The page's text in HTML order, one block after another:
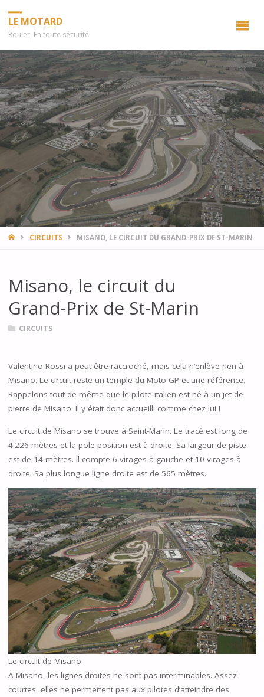
LE MOTARD
Rouler, En toute sécurité
HOMECIRCUITS MISANO, LE CIRCUIT DU GRAND-PRIX DE ST-MARIN
Misano, le circuit du
Grand-Prix de St-Marin
CIRCUITS
Valentino Rossi a peut-être raccroché, mais cela n’enlève rien à
Misano. Le circuit reste un temple du Moto GP et une référence.
Rappelons tout de même que le pilote italien est né à un jet de
pierre de Misano. Il y était donc accueilli comme chez lui !
Le circuit de Misano se trouve à Saint-Marin. Le tracé est long de
4.226 mètres et la pole position est à droite. Sa largeur de piste
est de 14 mètres. Il compte 6 virages à gauche et 10 virages à
droite. Sa plus longue ligne droite est de 565 mètres.
Le circuit de Misano
A Misano, les lignes droites ne sont pas interminables. Assez
courtes, elles ne permettent pas aux pilotes d’atteindre des